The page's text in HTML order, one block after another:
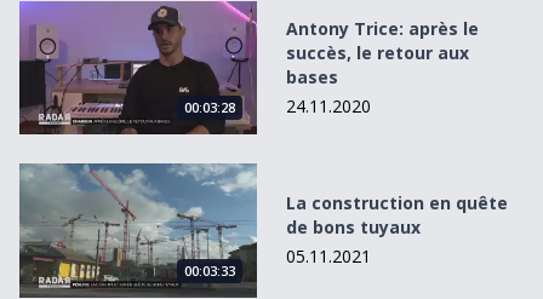
Antony Trice: après le succès, le retour aux bases
00:03:28
Antony Trice: après le
succès, le retour aux
bases
24.11.2020
La construction en quête de bons tuyaux
00:03:33
La construction en quête
de bons tuyaux
05.11.2021